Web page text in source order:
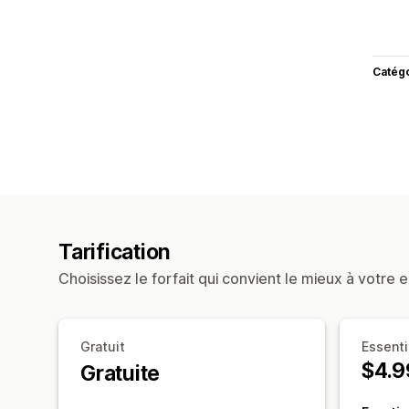
Tarification
Choisissez le forfait qui convient le mieux à votre
Gratuit
Gratuite